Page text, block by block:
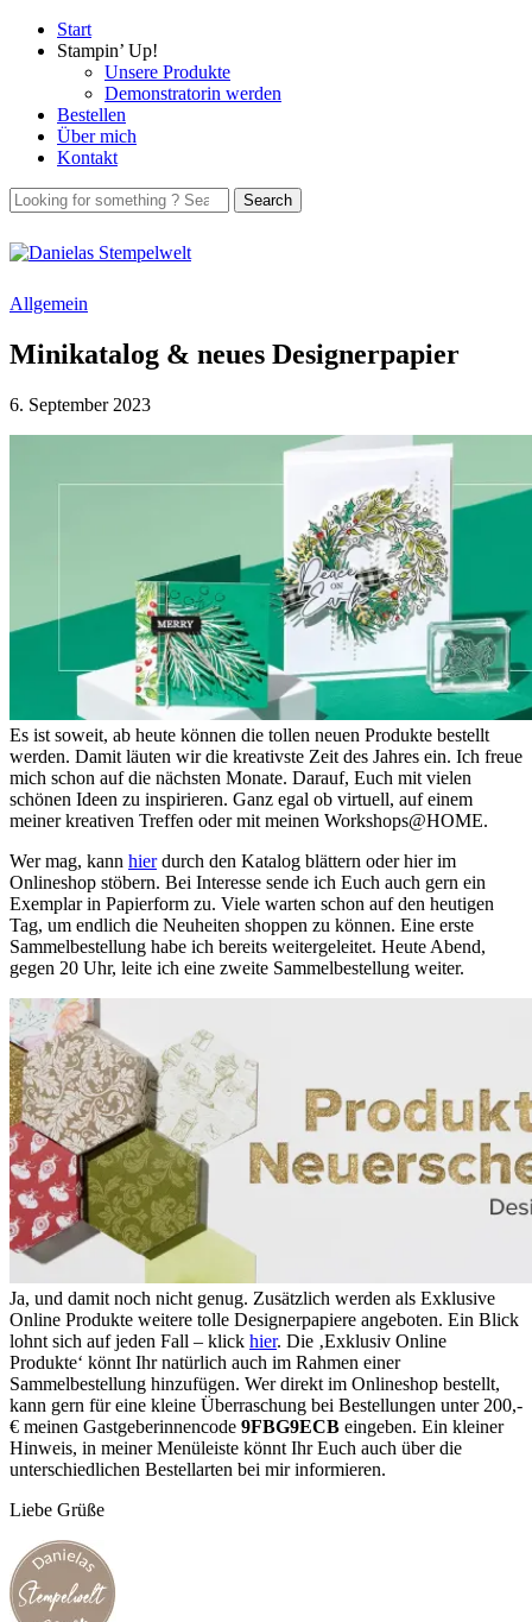
Start
Stampin’ Up!
Unsere Produkte
Demonstratorin werden
Bestellen
Über mich
Kontakt
Allgemein
Minikatalog & neues Designerpapier
6. September 2023
Es ist soweit, ab heute können die tollen neuen Produkte bestellt
werden. Damit läuten wir die kreativste Zeit des Jahres ein. Ich freue
mich schon auf die nächsten Monate. Darauf, Euch mit vielen
schönen Ideen zu inspirieren. Ganz egal ob virtuell, auf einem
meiner kreativen Treffen oder mit meinen Workshops@HOME.
Wer mag, kann hierdurch den Katalog blättern oder hier im
Onlineshop stöbern. Bei Interesse sende ich Euch auch gern ein
Exemplar in Papierform zu. Viele warten schon auf den heutigen
Tag, um endlich die Neuheiten shoppen zu können. Eine erste
Sammelbestellung habe ich bereits weitergeleitet. Heute Abend,
gegen 20 Uhr, leite ich eine zweite Sammelbestellung weiter.
Ja, und damit noch nicht genug. Zusätzlich werden als Exklusive
Online Produkte weitere tolle Designerpapiere angeboten. Ein Blick
lohnt sich auf jeden Fall – klick hier. Die ‚Exklusiv Online
Produkte‘ könnt Ihr natürlich auch im Rahmen einer
Sammelbestellung hinzufügen. Wer direkt im Onlineshop bestellt,
kann gern für eine kleine Überraschung bei Bestellungen unter 200,-
€ meinen Gastgeberinnencode 9FBG9ECB eingeben. Ein kleiner
Hinweis, in meiner Menüleiste könnt Ihr Euch auch über die
unterschiedlichen Bestellarten bei mir informieren.
Liebe Grüße